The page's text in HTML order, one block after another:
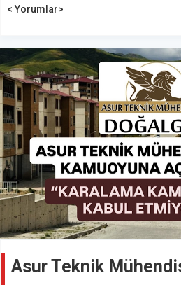
< Yorumlar>
Asur Teknik